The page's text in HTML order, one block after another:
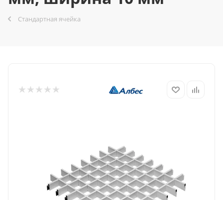
Стандартная ячейка